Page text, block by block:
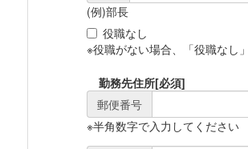
(例)部長
役職なし
※役職がない場合、「役職なし
勤務先住所[必須]
郵便番号
※半角数字で入力してください